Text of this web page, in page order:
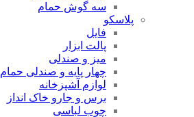
سه گوش حمام
پلاسکو
فایل
پالت ابزار
میز و صندلی
چهار پایه و صندلی حمام
لوازم آشپزخانه
برس و جارو خاک انداز
چوب لباسی